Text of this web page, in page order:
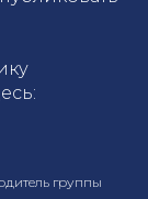
группы